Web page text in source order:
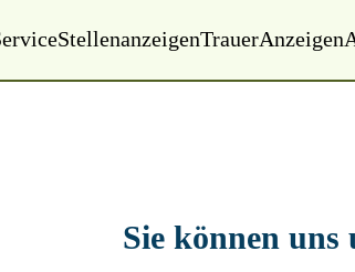
StellenanzeigenTrauerAnzeigen
Sie können uns